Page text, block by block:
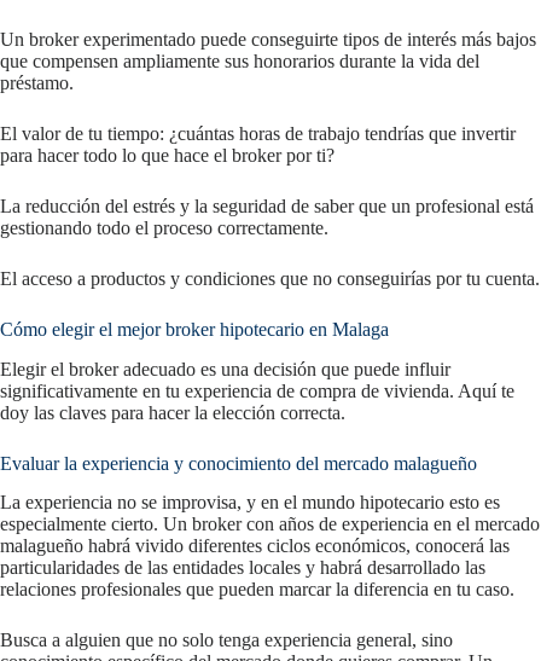
Un broker experimentado puede conseguirte tipos de interés más bajos
que compensen ampliamente sus honorarios durante la vida del
préstamo.
El valor de tu tiempo: ¿cuántas horas de trabajo tendrías que invertir
para hacer todo lo que hace el broker por ti?
La reducción del estrés y la seguridad de saber que un profesional está
gestionando todo el proceso correctamente.
El acceso a productos y condiciones que no conseguirías por tu cuenta.
Cómo elegir el mejor broker hipotecario en Malaga
Elegir el broker adecuado es una decisión que puede influir
significativamente en tu experiencia de compra de vivienda. Aquí te
doy las claves para hacer la elección correcta.
Evaluar la experiencia y conocimiento del mercado malagueño
La experiencia no se improvisa, y en el mundo hipotecario esto es
especialmente cierto. Un broker con años de experiencia en el mercado
malagueño habrá vivido diferentes ciclos económicos, conocerá las
particularidades de las entidades locales y habrá desarrollado las
relaciones profesionales que pueden marcar la diferencia en tu caso.
Busca a alguien que no solo tenga experiencia general, sino